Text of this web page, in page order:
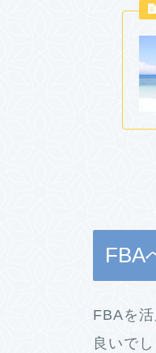
FBA
FBAを
良いでし